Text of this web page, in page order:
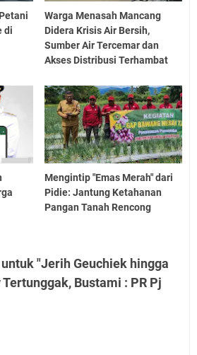
di
Warga Menasah Mancang
Didera Krisis Air Bersih,
Sumber Air Tercemar dan
Akses Distribusi Terhambat
Mengintip "Emas Merah" dari
Pidie: Jantung Ketahanan
Pangan Tanah Rencong
"Jerih Geuchiek hingga
Bustami : PR Pj